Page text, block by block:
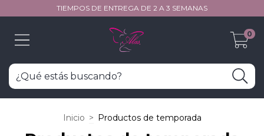
TIEMPOS DE ENTREGA DE 2 A 3 SEMANAS
0
Inicio > Productos de temporada